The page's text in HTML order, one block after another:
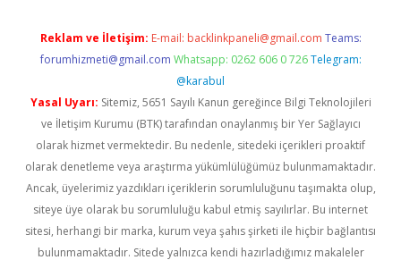
Reklam ve İletişim: E-mail: backlinkpaneli@gmail.com Teams:
forumhizmeti@gmail.com Whatsapp: 0262 606 0 726 Telegram:
@karabul
Yasal Uyarı: Sitemiz, 5651 Sayılı Kanun gereğince Bilgi Teknolojileri
ve İletişim Kurumu (BTK) tarafından onaylanmış bir Yer Sağlayıcı
olarak hizmet vermektedir. Bu nedenle, sitedeki içerikleri proaktif
olarak denetleme veya araştırma yükümlülüğümüz bulunmamaktadır.
Ancak, üyelerimiz yazdıkları içeriklerin sorumluluğunu taşımakta olup,
siteye üye olarak bu sorumluluğu kabul etmiş sayılırlar. Bu internet
sitesi, herhangi bir marka, kurum veya şahıs şirketi ile hiçbir bağlantısı
bulunmamaktadır. Sitede yalnızca kendi hazırladığımız makaleler